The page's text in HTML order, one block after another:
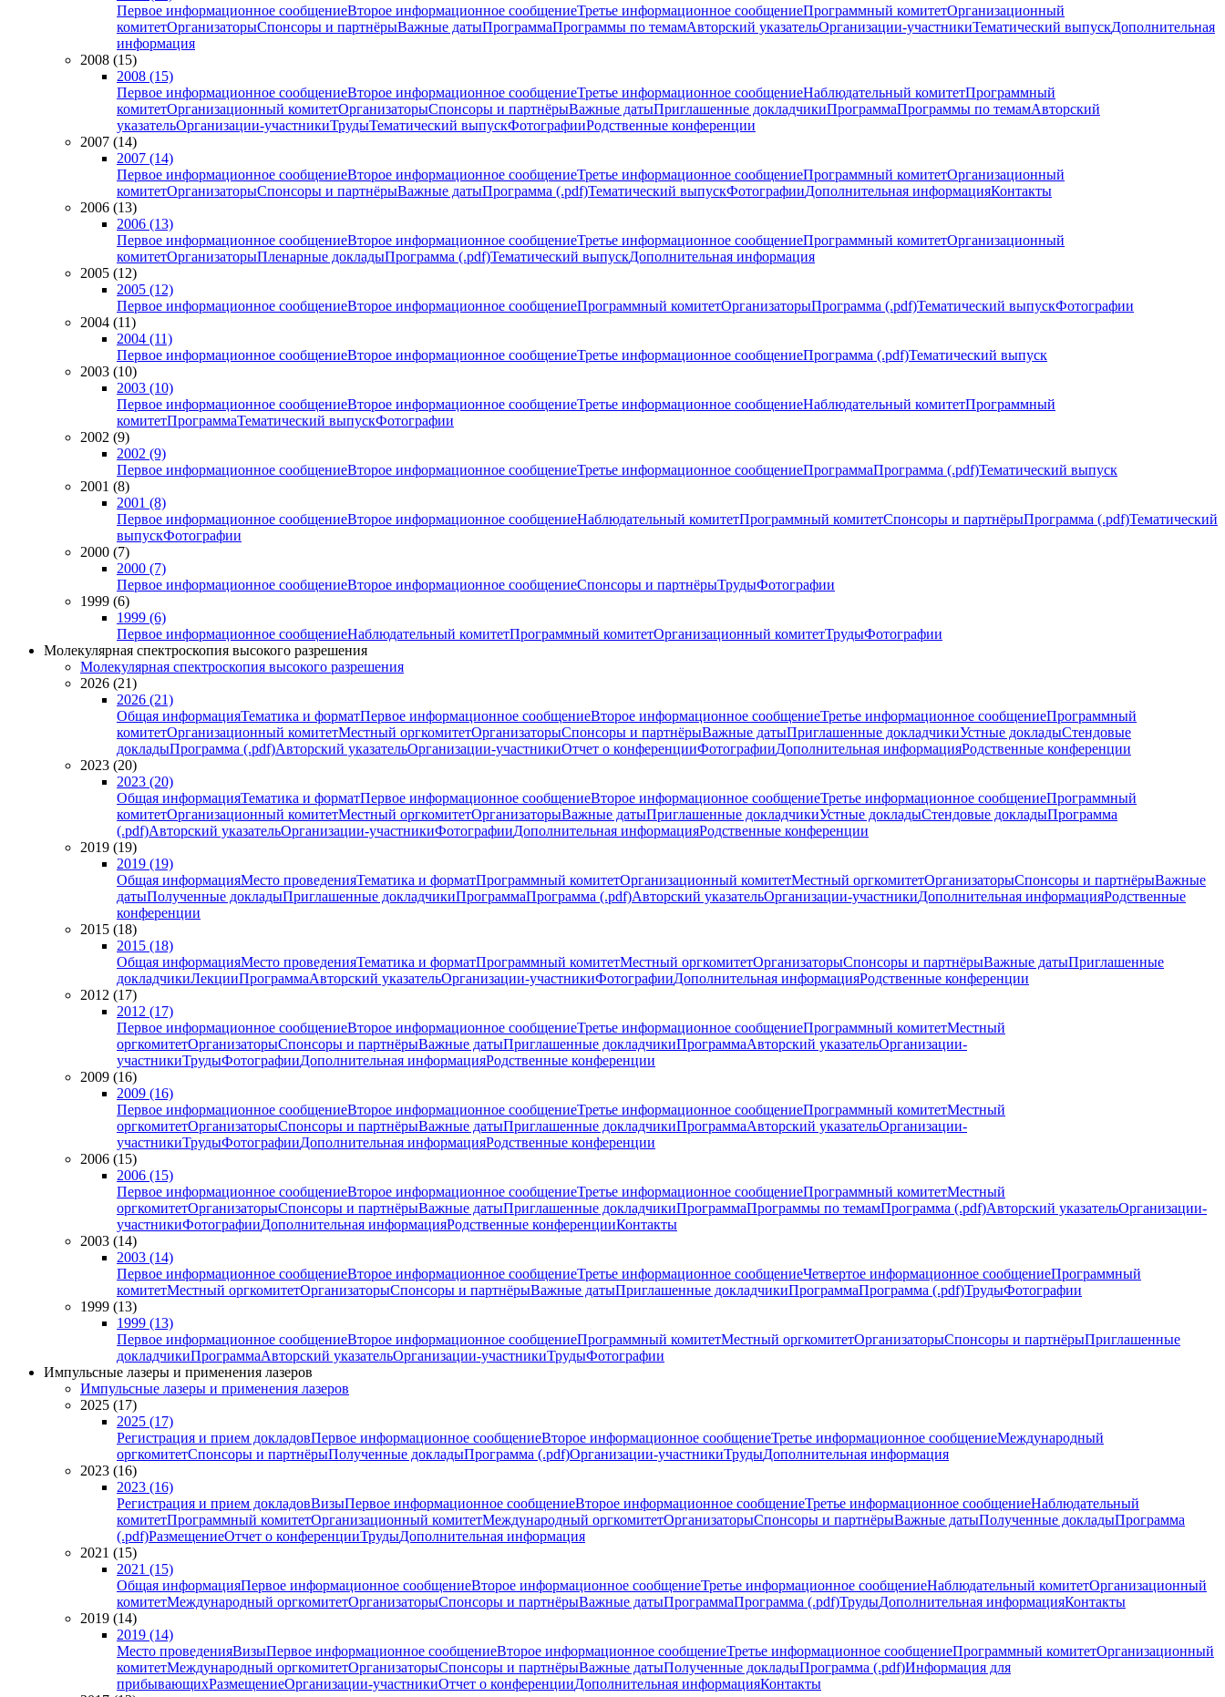
Первое информационное сообщениеВторое информационное сообщениеТретье информационное сообщениеПрограммный комитетОрганизационный
комитетОрганизаторыСпонсоры и партнёрыВажные датыПрограммаПрограммы по темамАвторский указательОрганизации-участникиТематический выпускДополнительная
информация
2008 (15)
2008 (15)
Первое информационное сообщениеВторое информационное сообщениеТретье информационное сообщениеНаблюдательный комитетПрограммный
комитетОрганизационный комитетОрганизаторыСпонсоры и партнёрыВажные датыПриглашенные докладчикиПрограммаПрограммы по темамАвторский
указательОрганизации-участникиТрудыТематический выпускФотографииРодственные конференции
2007 (14)
2007 (14)
Первое информационное сообщениеВторое информационное сообщениеТретье информационное сообщениеПрограммный комитетОрганизационный
комитетОрганизаторыСпонсоры и партнёрыВажные датыПрограмма (.pdf)Тематический выпускФотографииДополнительная информацияКонтакты
2006 (13)
2006 (13)
Первое информационное сообщениеВторое информационное сообщениеТретье информационное сообщениеПрограммный комитетОрганизационный
комитетОрганизаторыПленарные докладыПрограмма (.pdf)Тематический выпускДополнительная информация
2005 (12)
2005 (12)
Первое информационное сообщениеВторое информационное сообщениеПрограммный комитетОрганизаторыПрограмма (.pdf)Тематический выпускФотографии
2004 (11)
2004 (11)
Первое информационное сообщениеВторое информационное сообщениеТретье информационное сообщениеПрограмма (.pdf)Тематический выпуск
2003 (10)
2003 (10)
Первое информационное сообщениеВторое информационное сообщениеТретье информационное сообщениеНаблюдательный комитетПрограммный
комитетПрограммаТематический выпускФотографии
2002 (9)
2002 (9)
Первое информационное сообщениеВторое информационное сообщениеТретье информационное сообщениеПрограммаПрограмма (.pdf)Тематический выпуск
2001 (8)
2001 (8)
Первое информационное сообщениеВторое информационное сообщениеНаблюдательный комитетПрограммный комитетСпонсоры и партнёрыПрограмма (.pdf)Тематический
выпускФотографии
2000 (7)
2000 (7)
Первое информационное сообщениеВторое информационное сообщениеСпонсоры и партнёрыТрудыФотографии
1999 (6)
1999 (6)
Первое информационное сообщениеНаблюдательный комитетПрограммный комитетОрганизационный комитетТрудыФотографии
Молекулярная спектроскопия высокого разрешения
Молекулярная спектроскопия высокого разрешения
2026 (21)
2026 (21)
Общая информацияТематика и форматПервое информационное сообщениеВторое информационное сообщениеТретье информационное сообщениеПрограммный
комитетОрганизационный комитетМестный оргкомитетОрганизаторыСпонсоры и партнёрыВажные датыПриглашенные докладчикиУстные докладыСтендовые
докладыПрограмма (.pdf)Авторский указательОрганизации-участникиОтчет о конференцииФотографииДополнительная информацияРодственные конференции
2023 (20)
2023 (20)
Общая информацияТематика и форматПервое информационное сообщениеВторое информационное сообщениеТретье информационное сообщениеПрограммный
комитетОрганизационный комитетМестный оргкомитетОрганизаторыВажные датыПриглашенные докладчикиУстные докладыСтендовые докладыПрограмма
(.pdf)Авторский указательОрганизации-участникиФотографииДополнительная информацияРодственные конференции
2019 (19)
2019 (19)
Общая информацияМесто проведенияТематика и форматПрограммный комитетОрганизационный комитетМестный оргкомитетОрганизаторыСпонсоры и партнёрыВажные
датыПолученные докладыПриглашенные докладчикиПрограммаПрограмма (.pdf)Авторский указательОрганизации-участникиДополнительная информацияРодственные
конференции
2015 (18)
2015 (18)
Общая информацияМесто проведенияТематика и форматПрограммный комитетМестный оргкомитетОрганизаторыСпонсоры и партнёрыВажные датыПриглашенные
докладчикиЛекцииПрограммаАвторский указательОрганизации-участникиФотографииДополнительная информацияРодственные конференции
2012 (17)
2012 (17)
Первое информационное сообщениеВторое информационное сообщениеТретье информационное сообщениеПрограммный комитетМестный
оргкомитетОрганизаторыСпонсоры и партнёрыВажные датыПриглашенные докладчикиПрограммаАвторский указательОрганизации-
участникиТрудыФотографииДополнительная информацияРодственные конференции
2009 (16)
2009 (16)
Первое информационное сообщениеВторое информационное сообщениеТретье информационное сообщениеПрограммный комитетМестный
оргкомитетОрганизаторыСпонсоры и партнёрыВажные датыПриглашенные докладчикиПрограммаАвторский указательОрганизации-
участникиТрудыФотографииДополнительная информацияРодственные конференции
2006 (15)
2006 (15)
Первое информационное сообщениеВторое информационное сообщениеТретье информационное сообщениеПрограммный комитетМестный
оргкомитетОрганизаторыСпонсоры и партнёрыВажные датыПриглашенные докладчикиПрограммаПрограммы по темамПрограмма (.pdf)Авторский указательОрганизации-
участникиФотографииДополнительная информацияРодственные конференцииКонтакты
2003 (14)
2003 (14)
Первое информационное сообщениеВторое информационное сообщениеТретье информационное сообщениеЧетвертое информационное сообщениеПрограммный
комитетМестный оргкомитетОрганизаторыСпонсоры и партнёрыВажные датыПриглашенные докладчикиПрограммаПрограмма (.pdf)ТрудыФотографии
1999 (13)
1999 (13)
Первое информационное сообщениеВторое информационное сообщениеПрограммный комитетМестный оргкомитетОрганизаторыСпонсоры и партнёрыПриглашенные
докладчикиПрограммаАвторский указательОрганизации-участникиТрудыФотографии
Импульсные лазеры и применения лазеров
Импульсные лазеры и применения лазеров
2025 (17)
2025 (17)
Регистрация и прием докладовПервое информационное сообщениеВторое информационное сообщениеТретье информационное сообщениеМеждународный
оргкомитетСпонсоры и партнёрыПолученные докладыПрограмма (.pdf)Организации-участникиТрудыДополнительная информация
2023 (16)
2023 (16)
Регистрация и прием докладовВизыПервое информационное сообщениеВторое информационное сообщениеТретье информационное сообщениеНаблюдательный
комитетПрограммный комитетОрганизационный комитетМеждународный оргкомитетОрганизаторыСпонсоры и партнёрыВажные датыПолученные докладыПрограмма
(.pdf)РазмещениеОтчет о конференцииТрудыДополнительная информация
2021 (15)
2021 (15)
Общая информацияПервое информационное сообщениеВторое информационное сообщениеТретье информационное сообщениеНаблюдательный комитетОрганизационный
комитетМеждународный оргкомитетОрганизаторыСпонсоры и партнёрыВажные датыПрограммаПрограмма (.pdf)ТрудыДополнительная информацияКонтакты
2019 (14)
2019 (14)
Место проведенияВизыПервое информационное сообщениеВторое информационное сообщениеТретье информационное сообщениеПрограммный комитетОрганизационный
комитетМеждународный оргкомитетОрганизаторыСпонсоры и партнёрыВажные датыПолученные докладыПрограмма (.pdf)Информация для
прибывающихРазмещениеОрганизации-участникиОтчет о конференцииДополнительная информацияКонтакты